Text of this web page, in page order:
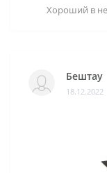
Хороший в
Бештау
18.12.2022